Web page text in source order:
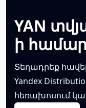
YAN
ի համար
Տեղադրեք
Yandex
հեռախոսում